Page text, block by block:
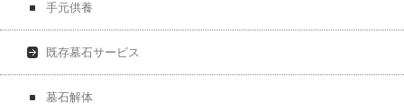
手元供養
既存墓石サービス
墓石解体